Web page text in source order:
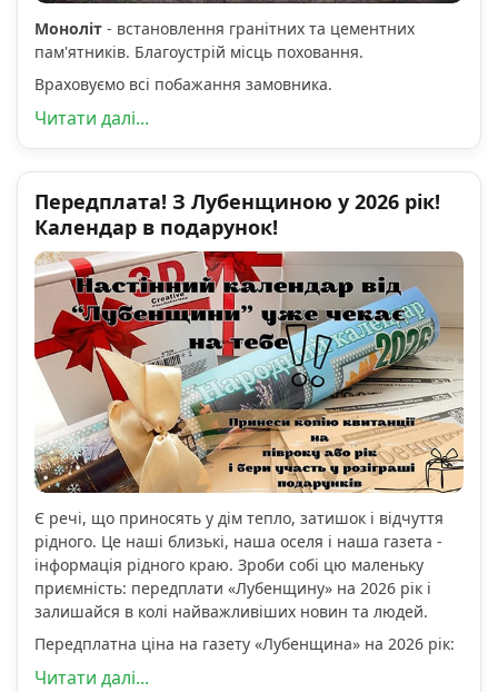
Моноліт - встановлення гранітних та цементних
пам'ятників. Благоустрій місць поховання.
Враховуємо всі побажання замовника.
Читати далі...
Передплата! З Лубенщиною у 2026 рік!
Календар в подарунок!
Є речі, що приносять у дім тепло, затишок і відчуття
рідного. Це наші близькі, наша оселя і наша газета -
інформація рідного краю. Зроби собі цю маленьку
приємність: передплати «Лубенщину» на 2026 рік і
залишайся в колі найважливіших новин та людей.
Передплатна ціна на газету «Лубенщина» на 2026 рік:
Читати далі...